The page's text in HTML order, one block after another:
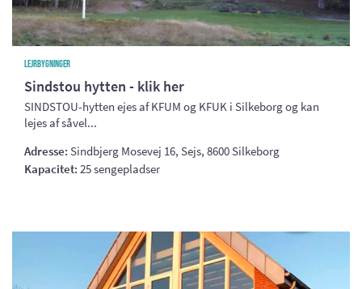
Lejrbygninger
Sindstou hytten - klik her
SINDSTOU-hytten ejes af KFUM og KFUK i Silkeborg og kan
lejes af såvel...
Adresse: Sindbjerg Mosevej 16, Sejs, 8600 Silkeborg
Kapacitet: 25 sengepladser